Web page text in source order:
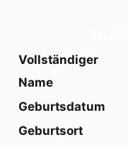
Vollständiger
Name
Geburtsdatum
Geburtsort